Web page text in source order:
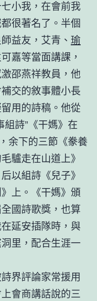
小我，在會前我
很著名了。半個
益友，艾青、 瑜
嘉等當面講課，
邵燕祥教員，他
交的敘事體小長
用的詩稿。他從
組詩”《干媽》在
余下的三節《豢養
驢走在山道上》
以組詩《兒子》
上。《干媽》頒
國詩歌獎，也算
延安插隊時，與
里，配合生涯一
界評論家常援用
會商講話說的三